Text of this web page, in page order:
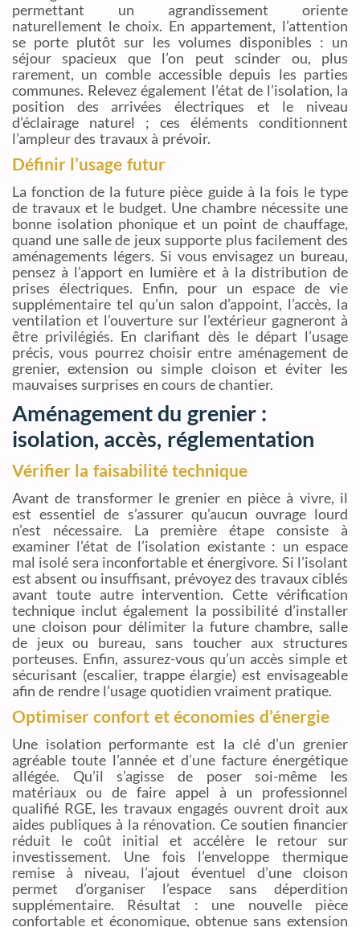
permettant un agrandissement oriente
naturellement le choix. En appartement, l’attention
se porte plutôt sur les volumes disponibles : un
séjour spacieux que l’on peut scinder ou, plus
rarement, un comble accessible depuis les parties
communes. Relevez également l’état de l’isolation, la
position des arrivées électriques et le niveau
d’éclairage naturel ; ces éléments conditionnent
l’ampleur des travaux à prévoir.
Définir l’usage futur
La fonction de la future pièce guide à la fois le type
de travaux et le budget. Une chambre nécessite une
bonne isolation phonique et un point de chauffage,
quand une salle de jeux supporte plus facilement des
aménagements légers. Si vous envisagez un bureau,
pensez à l’apport en lumière et à la distribution de
prises électriques. Enfin, pour un espace de vie
supplémentaire tel qu’un salon d’appoint, l’accès, la
ventilation et l’ouverture sur l’extérieur gagneront à
être privilégiés. En clarifiant dès le départ l’usage
précis, vous pourrez choisir entre aménagement de
grenier, extension ou simple cloison et éviter les
mauvaises surprises en cours de chantier.
Aménagement du grenier :
isolation, accès, réglementation
Vérifier la faisabilité technique
Avant de transformer le grenier en pièce à vivre, il
est essentiel de s’assurer qu’aucun ouvrage lourd
n’est nécessaire. La première étape consiste à
examiner l’état de l’isolation existante : un espace
mal isolé sera inconfortable et énergivore. Si l’isolant
est absent ou insuffisant, prévoyez des travaux ciblés
avant toute autre intervention. Cette vérification
technique inclut également la possibilité d’installer
une cloison pour délimiter la future chambre, salle
de jeux ou bureau, sans toucher aux structures
porteuses. Enfin, assurez-vous qu’un accès simple et
sécurisant (escalier, trappe élargie) est envisageable
afin de rendre l’usage quotidien vraiment pratique.
Optimiser confort et économies d’énergie
Une isolation performante est la clé d’un grenier
agréable toute l’année et d’une facture énergétique
allégée. Qu’il s’agisse de poser soi-même les
matériaux ou de faire appel à un professionnel
qualifié RGE, les travaux engagés ouvrent droit aux
aides publiques à la rénovation. Ce soutien financier
réduit le coût initial et accélère le retour sur
investissement. Une fois l’enveloppe thermique
remise à niveau, l’ajout éventuel d’une cloison
permet d’organiser l’espace sans déperdition
supplémentaire. Résultat : une nouvelle pièce
confortable et économique, obtenue sans extension